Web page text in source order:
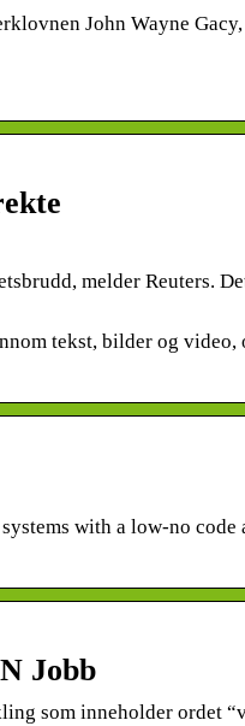
John Wayne Gacy,
melder Reuters.
tekst, bilder og video,
with a low-no code
Jobb
som inneholder ordet